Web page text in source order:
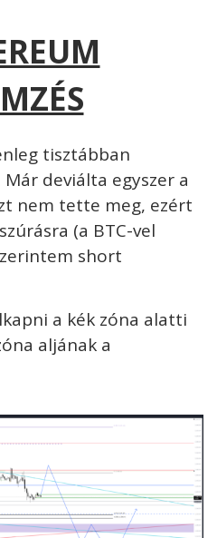
tisztábban
deviálta egyszer a
nem tette meg, ezért
(a BTC-vel
short
a kék zóna alatti
aljának a